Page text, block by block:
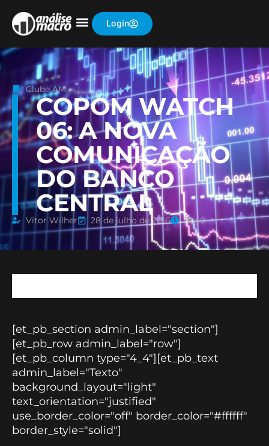
Login
Clube AM
COPOM WATCH
06: A NOVA
COMUNICAÇÃO
DO BANCO
CENTRAL
Vitor Wilher 28 de julho de 2016 18:40
[et_pb_section admin_label="section"]
[et_pb_row admin_label="row"]
[et_pb_column type="4_4"][et_pb_text
admin_label="Texto"
background_layout="light"
text_orientation="justified"
use_border_color="off" border_color="#ffffff"
border_style="solid"]